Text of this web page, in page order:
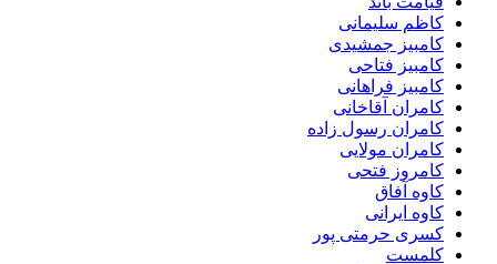
کاظم سلیمانی
کامبیز جمشیدی
کامبیز فتاحی
کامبیز فراهانی
کامران آقاخانی
کامران رسول زاده
کامران مولایی
کامروز فتحی
کاوه آفاق
کاوه ایرانی
کسری حرمتی پور
کلمست